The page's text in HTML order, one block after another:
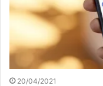
20/04/2021